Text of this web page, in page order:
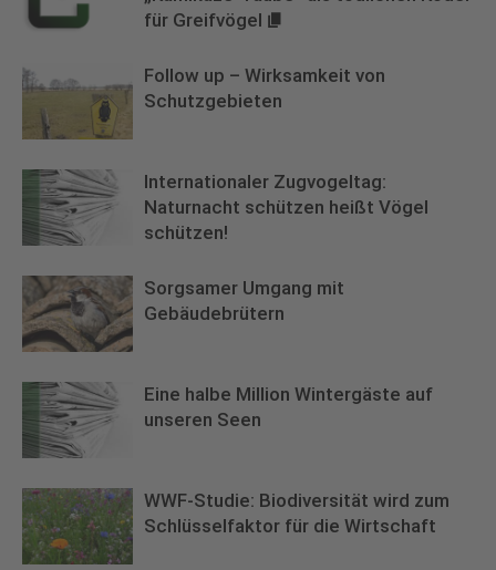
für Greifvögel
Follow up – Wirksamkeit von
Schutzgebieten
Internationaler Zugvogeltag:
Naturnacht schützen heißt Vögel
schützen!
Sorgsamer Umgang mit
Gebäudebrütern
Eine halbe Million Wintergäste auf
unseren Seen
WWF-Studie: Biodiversität wird zum
Schlüsselfaktor für die Wirtschaft